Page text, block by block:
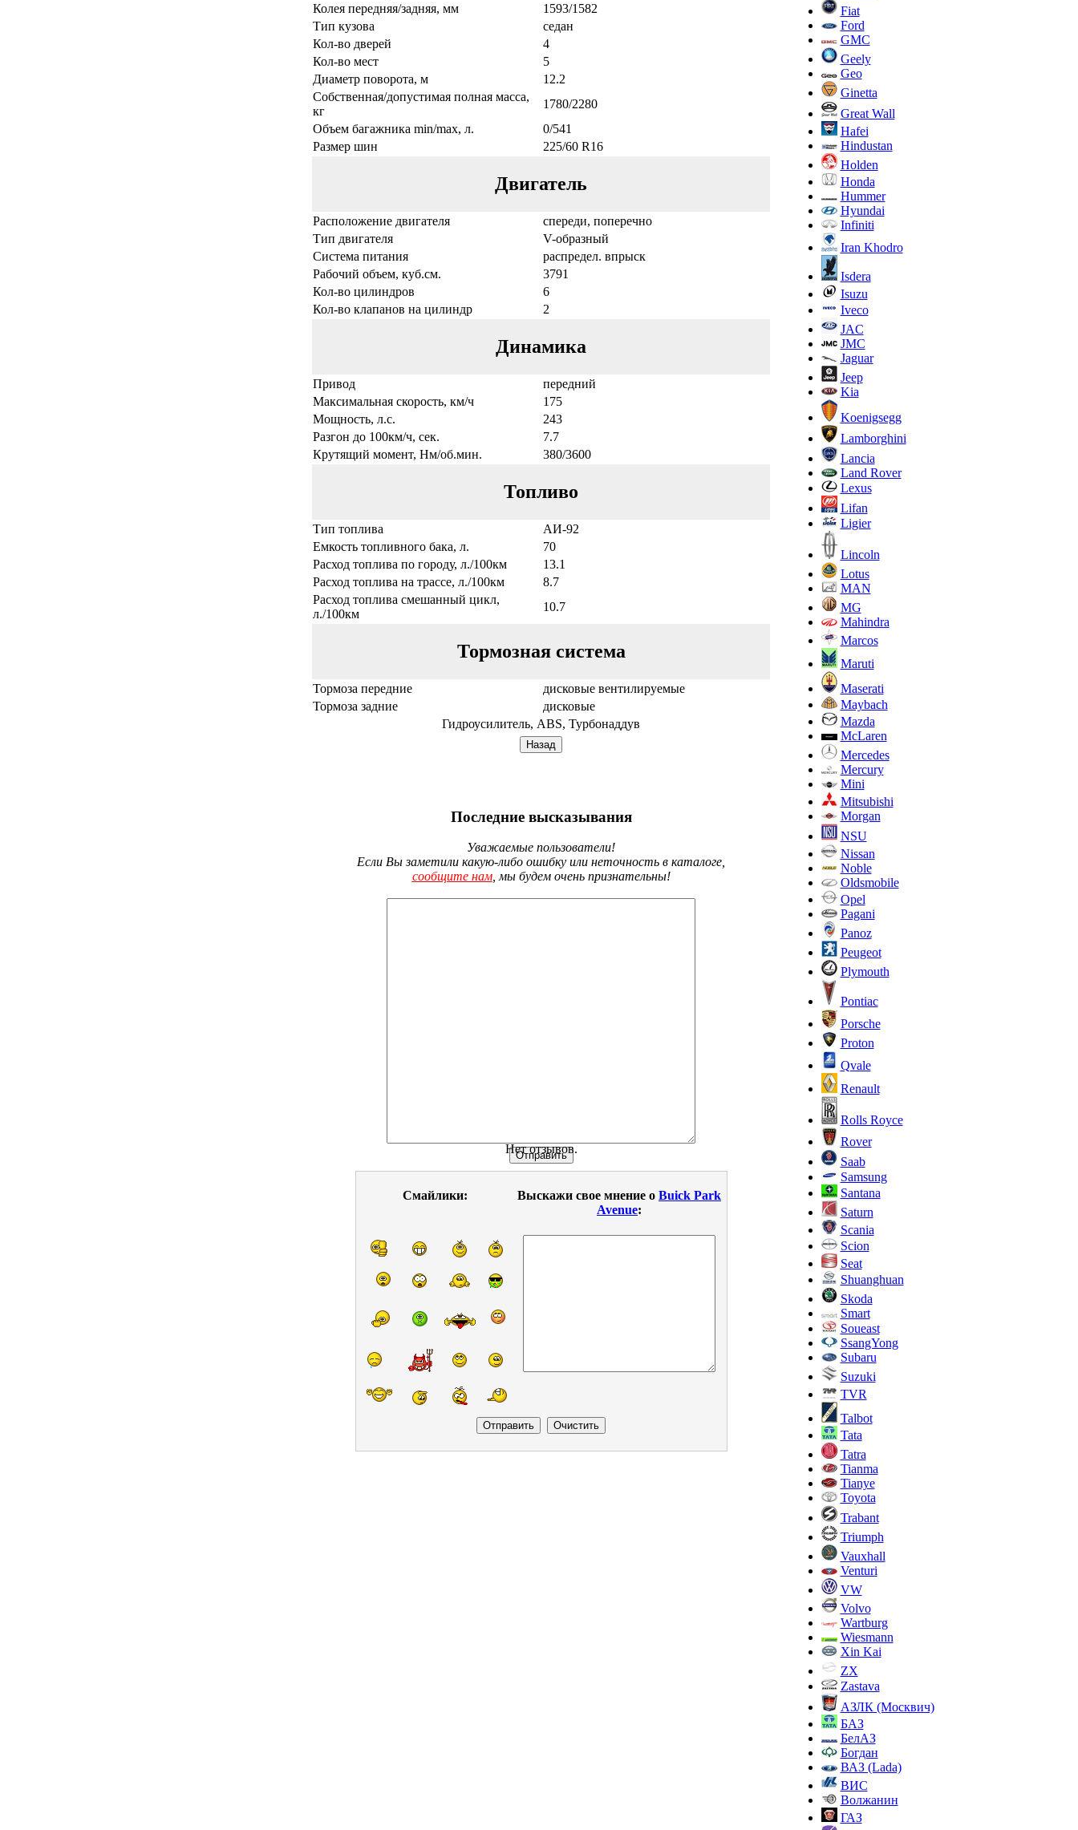
Колея передняя/задняя, мм
1593/1582
Тип кузова
седан
Кол-во дверей
4
Кол-во мест
5
Диаметр поворота, м
12.2
Собственная/допустимая полная масса,
кг
1780/2280
Объем багажника min/max, л.
0/541
Размер шин
225/60 R16
Двигатель
Расположение двигателя
спереди, поперечно
Тип двигателя
V-образный
Система питания
распредел. впрыск
Рабочий объем, куб.см.
3791
Кол-во цилиндров
6
Кол-во клапанов на цилиндр
2
Динамика
Привод
передний
Максимальная скорость, км/ч
175
Мощность, л.с.
243
Разгон до 100км/ч, сек.
7.7
Крутящий момент, Нм/об.мин.
380/3600
Топливо
Тип топлива
АИ-92
Емкость топливного бака, л.
70
Расход топлива по городу, л./100км
13.1
Расход топлива на трассе, л./100км
8.7
Расход топлива смешанный цикл,
л./100км
10.7
Тормозная система
Тормоза передние
дисковые вентилируемые
Тормоза задние
дисковые
Гидроусилитель, ABS, Турбонаддув
Последние высказывания
Уважаемые пользователи!
Если Вы заметили какую-либо ошибку или неточность в каталоге,
сообщите нам, мы будем очень признательны!
Нет отзывов.
Смайлики: Выскажи свое мнение о Buick Park
Avenue:
Fiat
Ford
GMC
Geely
Geo
Ginetta
Great Wall
Hafei
Hindustan
Holden
Honda
Hummer
Hyundai
Infiniti
Iran Khodro
Isdera
Isuzu
Iveco
JAC
JMC
Jaguar
Jeep
Kia
Koenigsegg
Lamborghini
Lancia
Land Rover
Lexus
Lifan
Ligier
Lincoln
Lotus
MAN
MG
Mahindra
Marcos
Maruti
Maserati
Maybach
Mazda
McLaren
Mercedes
Mercury
Mini
Mitsubishi
Morgan
NSU
Nissan
Noble
Oldsmobile
Opel
Pagani
Panoz
Peugeot
Plymouth
Pontiac
Porsche
Proton
Qvale
Renault
Rolls Royce
Rover
Saab
Samsung
Santana
Saturn
Scania
Scion
Seat
Shuanghuan
Skoda
Smart
Soueast
SsangYong
Subaru
Suzuki
TVR
Talbot
Tata
Tatra
Tianma
Tianye
Toyota
Trabant
Triumph
Vauxhall
Venturi
VW
Volvo
Wartburg
Wiesmann
Xin Kai
ZX
Zastava
АЗЛК (Москвич)
БАЗ
БелАЗ
Богдан
ВАЗ (Lada)
ВИС
Волжанин
ГАЗ